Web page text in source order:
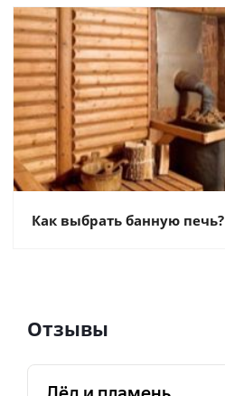
Как выбрать банную печь?
Отзывы